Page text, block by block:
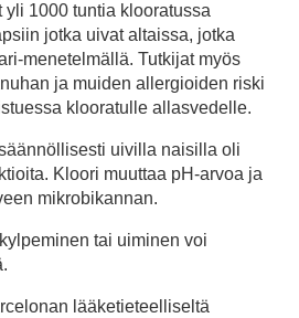
1000 tuntia klooratussa
jotka uivat altaissa, jotka
menetelmällä. Tutkijat myös
ja muiden allergioiden riski
klooratulle allasvedelle.
uivilla naisilla oli
Kloori muuttaa pH-arvoa ja
mikrobikannan.
tai uiminen voi
lääketieteelliseltä